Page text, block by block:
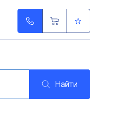
Найти